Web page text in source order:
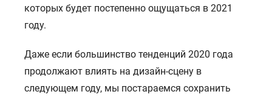
которых будет постепенно ощущаться в 2021
году.
Даже если большинство тенденций 2020 года
продолжают влиять на дизайн-сцену в
следующем году, мы постараемся сохранить